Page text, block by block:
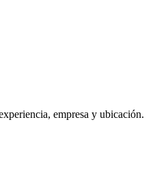
empresa y ubicación.